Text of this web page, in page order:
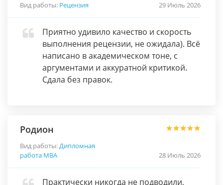
Вид работы: Рецензия 29 Июль 2026
Приятно удивило качество и скорость
выполнения рецензии, не ожидала). Всё
написано в академическом тоне, с
аргументами и аккуратной критикой.
Сдала без правок.
Родион
Вид работы:Дипломная
работа МВА
28 Июль 2026
Практически никогда не подводили,